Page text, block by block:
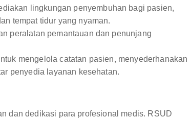
lingkungan penyembuhan bagi pasien,
tempat tidur yang nyaman.
peralatan pemantauan dan penunjang
mengelola catatan pasien, menyederhanakan
penyedia layanan kesehatan.
dan dedikasi para profesional medis. RSUD